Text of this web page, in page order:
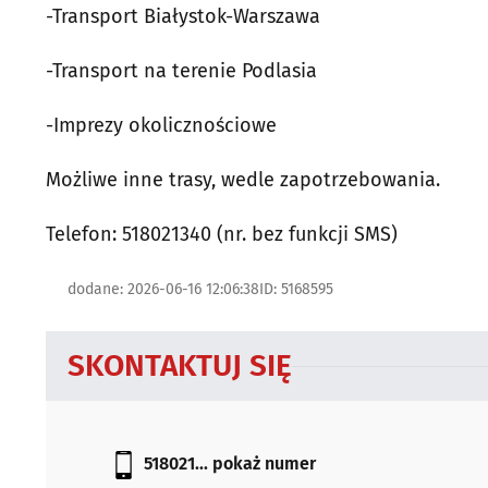
-Transport Białystok-Warszawa
-Transport na terenie Podlasia
-Imprezy okolicznościowe
Możliwe inne trasy, wedle zapotrzebowania.
Telefon: 518021340 (nr. bez funkcji SMS)
dodane: 2026-06-16 12:06:38ID: 5168595
SKONTAKTUJ SIĘ
518021... pokaż numer